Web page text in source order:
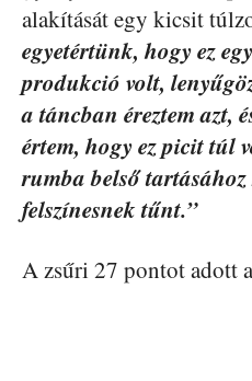
alakítását egy kicsit
egyetértünk, hogy ez
produkció volt,
a táncban éreztem azt,
értem, hogy ez picit túl
rumba belső
felszínesnek tűnt.”
A zsűri 27 pontot adott